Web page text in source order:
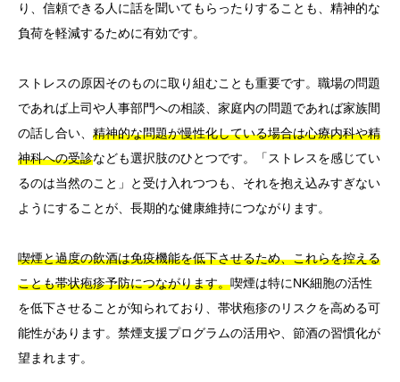
り、信頼できる人に話を聞いてもらったりすることも、精神的な
負荷を軽減するために有効です。
ストレスの原因そのものに取り組むことも重要です。職場の問題
であれば上司や人事部門への相談、家庭内の問題であれば家族間
の話し合い、 精神的な問題が慢性化している場合は心療内科や精
神科への受診なども選択肢のひとつです。「ストレスを感じてい
るのは当然のこと」と受け入れつつも、それを抱え込みすぎない
ようにすることが、長期的な健康維持につながります。
喫煙と過度の飲酒は免疫機能を低下させるため、これらを控える
ことも帯状疱疹予防につながります。喫煙は特にNK細胞の活性
を低下させることが知られており、帯状疱疹のリスクを高める可
能性があります。禁煙支援プログラムの活用や、節酒の習慣化が
望まれます。